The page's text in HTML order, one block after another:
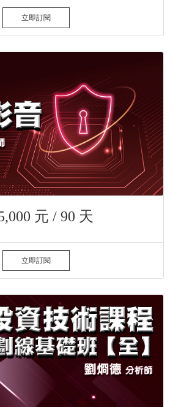
立即訂閱
元 / 90 天
立即訂閱